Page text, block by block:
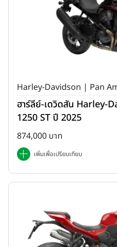
Harley-Davidson | Pan
ฮาร์ลีย์-เดวิดสัน Harley-
1250 ST ปี 2025
874,000 บาท
เพิ่มเพื่อเปรียบเทียบ